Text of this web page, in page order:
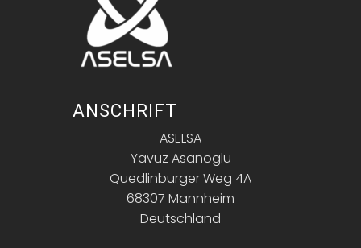
ANSCHRIFT
ASELSA
Yavuz Asanoglu
Quedlinburger Weg 4A
68307 Mannheim
Deutschland